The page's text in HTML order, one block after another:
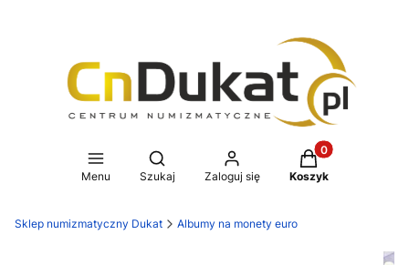
Menu
Otwórz wyszukiwarkę
Szukaj Zaloguj się
Produkty w
Koszyk
Sklep numizmatyczny Dukat Albumy na monety euro